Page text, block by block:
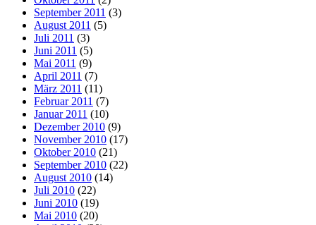
September 2011 (3)
August 2011 (5)
Juli 2011 (3)
Juni 2011 (5)
Mai 2011 (9)
April 2011 (7)
März 2011 (11)
Februar 2011 (7)
Januar 2011 (10)
Dezember 2010 (9)
November 2010 (17)
Oktober 2010 (21)
September 2010 (22)
August 2010 (14)
Juli 2010 (22)
Juni 2010 (19)
Mai 2010 (20)